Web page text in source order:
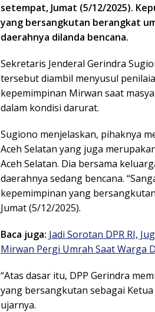
setempat, Jumat (5/12/2025).
yang bersangkutan berangkat
daerahnya dilanda bencana.
Sekretaris Jenderal Gerindra
tersebut diambil menyusul
kepemimpinan Mirwan saat
dalam kondisi darurat.
Sugiono menjelaskan, pihaknya
Aceh Selatan yang juga
Aceh Selatan. Dia bersama
daerahnya sedang bencana.
kepemimpinan yang
Jumat (5/12/2025).
Baca juga: Jadi Sorotan DPR RI,
Mirwan Pergi Umrah Saat Warga
“Atas dasar itu, DPP Gerindra
yang bersangkutan sebagai Ketua
ujarnya.